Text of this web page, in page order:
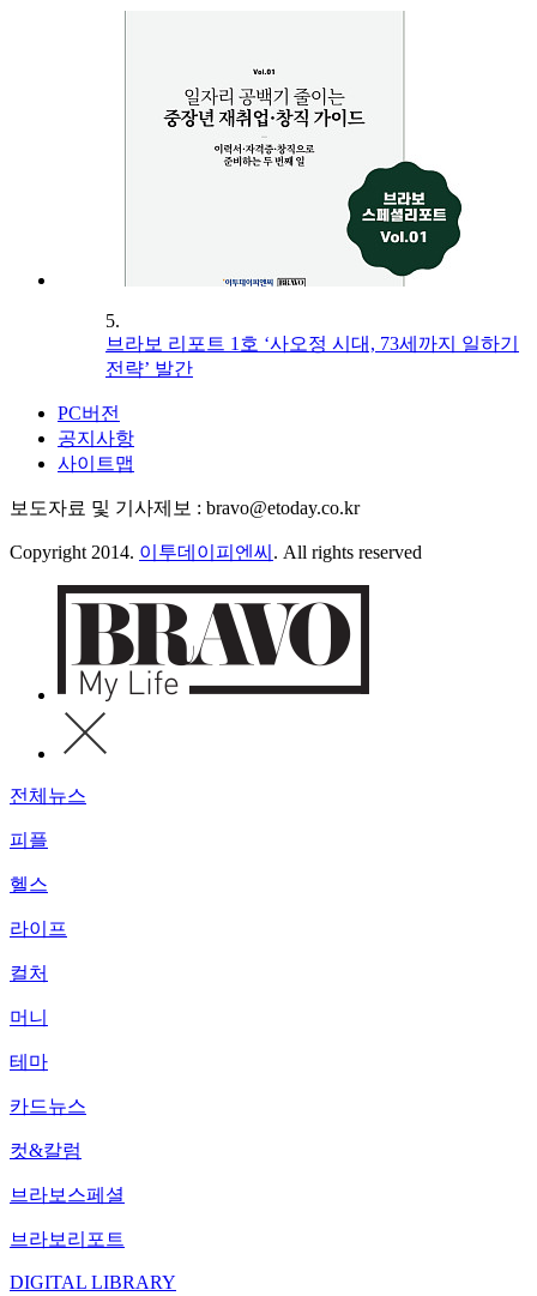
5.
브라보 리포트 1호 ‘사오정 시대, 73세까지 일하기
전략’ 발간
PC버전
공지사항
사이트맵
보도자료 및 기사제보 : bravo@etoday.co.kr
Copyright 2014. 이투데이피엔씨 . All rights reserved
전체뉴스
피플
헬스
라이프
컬처
머니
테마
카드뉴스
컷&칼럼
브라보스페셜
브라보리포트
DIGITAL LIBRARY